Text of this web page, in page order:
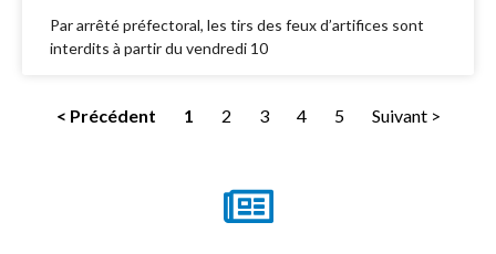
Par arrêté préfectoral, les tirs des feux d’artifices sont
interdits à partir du vendredi 10
< Précédent 1 2 3 4 5 Suivant >